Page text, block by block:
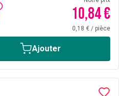
10,84 €
0,18 € / pièce
Ajouter